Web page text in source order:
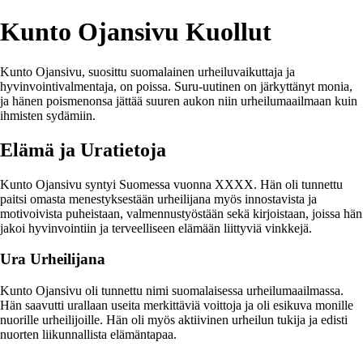
Kunto Ojansivu Kuollut
Kunto Ojansivu, suosittu suomalainen urheiluvaikuttaja ja
hyvinvointivalmentaja, on poissa. Suru-uutinen on järkyttänyt monia,
ja hänen poismenonsa jättää suuren aukon niin urheilumaailmaan kuin
ihmisten sydämiin.
Elämä ja Uratietoja
Kunto Ojansivu syntyi Suomessa vuonna XXXX. Hän oli tunnettu
paitsi omasta menestyksestään urheilijana myös innostavista ja
motivoivista puheistaan, valmennustyöstään sekä kirjoistaan, joissa hän
jakoi hyvinvointiin ja terveelliseen elämään liittyviä vinkkejä.
Ura Urheilijana
Kunto Ojansivu oli tunnettu nimi suomalaisessa urheilumaailmassa.
Hän saavutti urallaan useita merkittäviä voittoja ja oli esikuva monille
nuorille urheilijoille. Hän oli myös aktiivinen urheilun tukija ja edisti
nuorten liikunnallista elämäntapaa.